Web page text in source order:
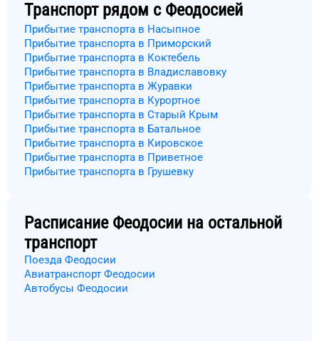
Транспорт рядом с Феодосией
Прибытие транспорта в Насыпное
Прибытие транспорта в Приморский
Прибытие транспорта в Коктебель
Прибытие транспорта в Владиславовку
Прибытие транспорта в Журавки
Прибытие транспорта в Курортное
Прибытие транспорта в Старый Крым
Прибытие транспорта в Батальное
Прибытие транспорта в Кировское
Прибытие транспорта в Приветное
Прибытие транспорта в Грушевку
Расписание Феодосии на остальной
транспорт
Поезда Феодосии
Авиатранспорт Феодосии
Автобусы Феодосии